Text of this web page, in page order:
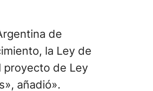
de
la Ley de
proyecto de Ley
añadió».